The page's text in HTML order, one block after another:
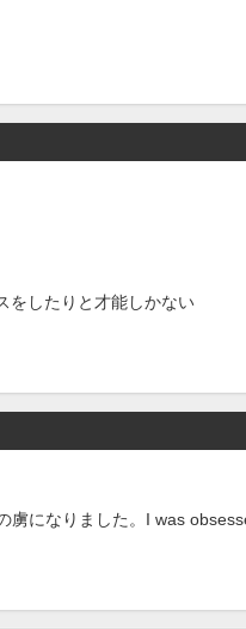
をしたりと才能しかない
虜になりました。I was